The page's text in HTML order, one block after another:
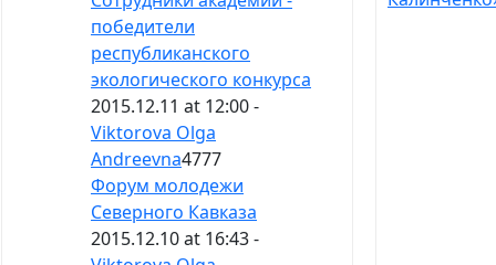
победители
республиканского
экологического конкурса
2015.12.11 at 12:00 -
Viktorova Olga
Andreevna4777
Форум молодежи
Северного Кавказа
2015.12.10 at 16:43 -